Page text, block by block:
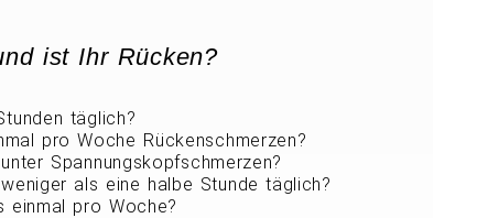
ist Ihr Rücken?
täglich?
pro Woche Rückenschmerzen?
Spannungskopfschmerzen?
als eine halbe Stunde täglich?
einmal pro Woche?